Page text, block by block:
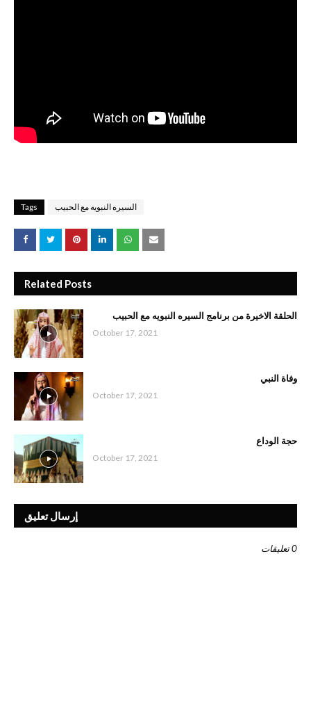
Tags السيره النبويه مع الحبيب
Related Posts
الحلقة الاخيرة من برنامج السيره النبويه مع الحبيب
October 17, 2021
وفاة النبي
October 17, 2021
حجة الوداع
October 17, 2021
إرسال تعليق
0 تعليقات